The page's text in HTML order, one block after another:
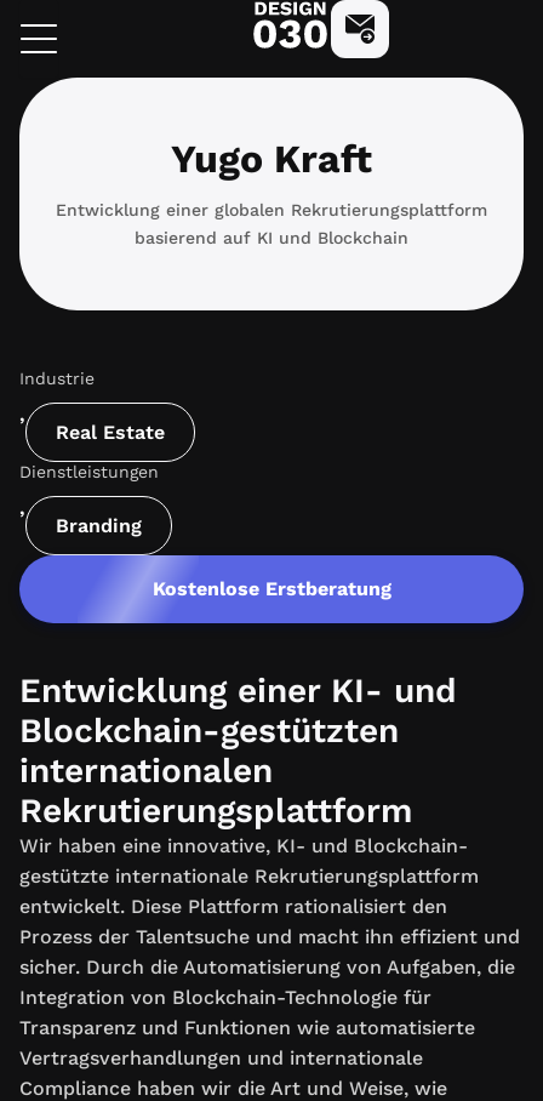
Inhalt
design030 Kostenlose Beratung
Yugo Kraft
Entwicklung einer globalen Rekrutierungsplattform
basierend auf KI und Blockchain
Industrie
,
Real Estate
Dienstleistungen
,
Branding
Kostenlose Erstberatung
Entwicklung einer KI- und
Blockchain-gestützten
internationalen
Rekrutierungsplattform
Wir haben eine innovative, KI- und Blockchain-
gestützte internationale Rekrutierungsplattform
entwickelt. Diese Plattform rationalisiert den
Prozess der Talentsuche und macht ihn effizient und
sicher. Durch die Automatisierung von Aufgaben, die
Integration von Blockchain-Technologie für
Transparenz und Funktionen wie automatisierte
Vertragsverhandlungen und internationale
Compliance haben wir die Art und Weise, wie